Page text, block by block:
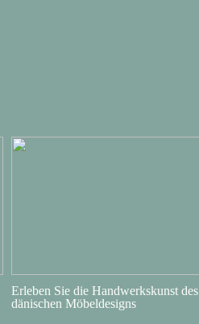
Erleben Sie die Handwerkskunst des
dänischen Möbeldesigns